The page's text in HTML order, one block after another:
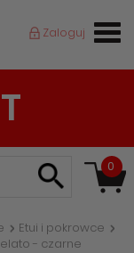
Zaloguj
0
Etui i pokrowce
- czarne